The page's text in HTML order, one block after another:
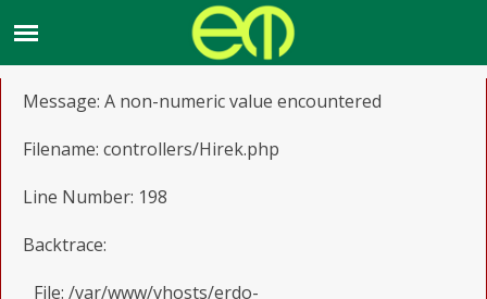
A PHP Error was encountered
Message: A non-numeric value encountered
Filename: controllers/Hirek.php
Line Number: 198
Backtrace:
File: /var/www/vhosts/erdo-